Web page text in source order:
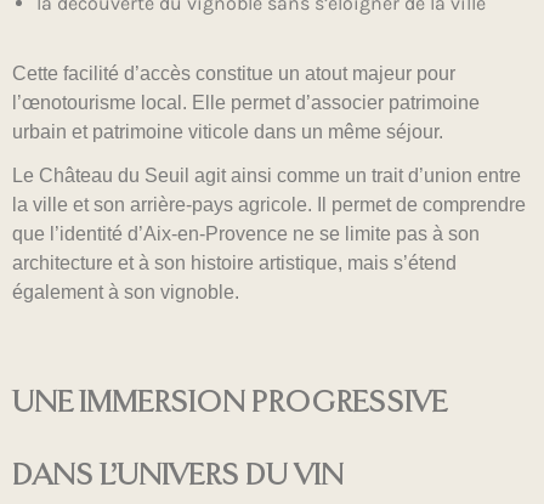
Cette facilité d’accès constitue un atout majeur pour
l’œnotourisme local. Elle permet d’associer patrimoine
urbain et patrimoine viticole dans un même séjour.
Le Château du Seuil agit ainsi comme un trait d’union entre
la ville et son arrière-pays agricole. Il permet de comprendre
que l’identité d’Aix-en-Provence ne se limite pas à son
architecture et à son histoire artistique, mais s’étend
également à son vignoble.
UNE IMMERSION PROGRESSIVE
DANS L’UNIVERS DU VIN